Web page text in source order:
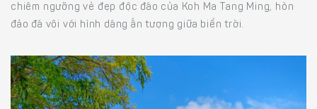
chiêm ngưỡng vẻ đẹp độc đáo của Koh Ma Tang Ming, hòn
đảo đá vôi với hình dáng ấn tượng giữa biển trời.